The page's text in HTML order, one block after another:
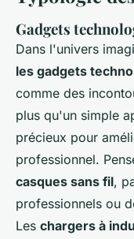
Gadgets
Dans l'univers
les gadgets
comme des
plus qu'un simple
précieux pour
professionnel.
casques sans fil,
professionnels ou
Les chargers à